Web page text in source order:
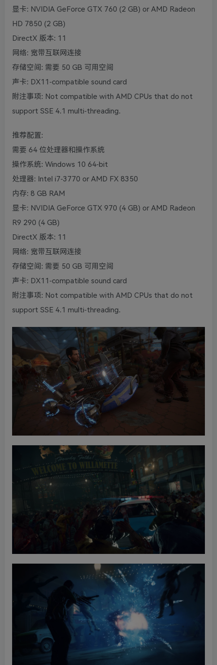
显卡: NVIDIA GeForce GTX 760 (2 GB) or AMD Radeon
HD 7850 (2 GB)
DirectX 版本: 11
网络: 宽带互联网连接
存储空间: 需要 50 GB 可用空间
声卡: DX11-compatible sound card
附注事项: Not compatible with AMD CPUs that do not
support SSE 4.1 multi-threading.
推荐配置:
需要 64 位处理器和操作系统
操作系统: Windows 10 64-bit
处理器: Intel i7-3770 or AMD FX 8350
内存: 8 GB RAM
显卡: NVIDIA GeForce GTX 970 (4 GB) or AMD Radeon
R9 290 (4 GB)
DirectX 版本: 11
网络: 宽带互联网连接
存储空间: 需要 50 GB 可用空间
声卡: DX11-compatible sound card
附注事项: Not compatible with AMD CPUs that do not
support SSE 4.1 multi-threading.